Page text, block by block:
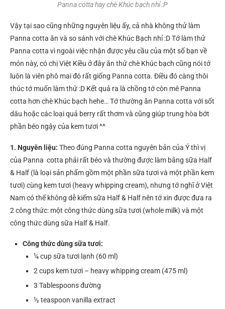
Panna cotta hay chè Khúc bạch nhỉ :P
Vậy tại sao cũng những nguyên liệu ấy, cả nhà không thử làm
Panna cotta ăn và so sánh với chè Khúc Bạch nhỉ :D Tớ làm thử
Panna cotta vì ngoài việc nhận được yêu cầu của một số bạn về
món này, có chị Việt Kiều ở đây ăn thử chè Khúc bạch cũng nói tớ
luôn là viên phô mai đó rất giống Panna cotta. Điều đó càng thôi
thúc tớ muốn làm thử :D Kết quả ra là chồng tớ còn mê Panna
cotta hơn chè Khúc bạch hehe… Tớ thường ăn Panna cotta với sốt
dâu hoặc các loại quả berry rất thơm và cũng giúp trung hòa bớt
phần béo ngậy của kem tươi ^^
1. Nguyên liệu: Theo đúng Panna cotta nguyên bản của Ý thì vị
của Panna cotta phải rất béo và thường được làm bằng sữa Half
& Half (là loại sản phẩm gồm một phần sữa tươi và một phần kem
tươi) cùng kem tươi (heavy whipping cream), nhưng tớ nghĩ ở Việt
Nam có thể không dễ kiếm sữa Half & Half nên tớ xin được đưa ra
2 công thức: một công thức dùng sữa tươi (whole milk) và một
công thức dùng sữa Half & Half.
Công thức dùng sữa tươi:
¼ cup sữa tươi lạnh (60 ml)
2 cups kem tươi – heavy whipping cream (475 ml)
3 Tablespoons đường
½ teaspoon vanilla extract